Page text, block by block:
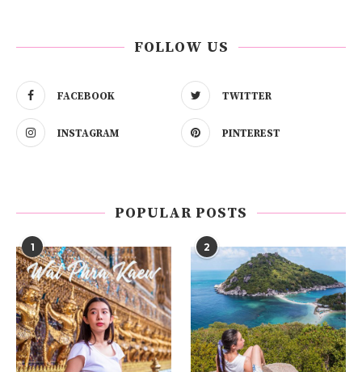
FOLLOW US
FACEBOOK TWITTER
INSTAGRAM PINTEREST
POPULAR POSTS
1 2